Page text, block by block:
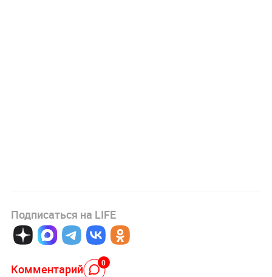
Подписаться на LIFE
Комментарий 0